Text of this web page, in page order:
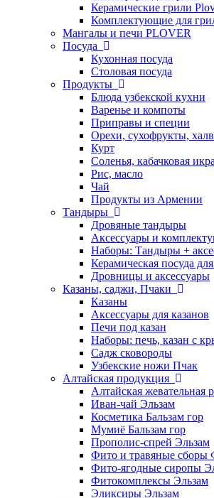
Керамические грили
Комплектующие для
Мангалы и печи PLOVER
Посуда
Кухонная посуда
Столовая посуда
Продукты
Блюда узбекской кухни
Варенье и компоты
Приправы и специи
Орехи, сухофрукты,
Курт
Соленья, кабачковая
Рис, масло
Чай
Продукты из Армении
Тандыры
Дровяные тандыры
Аксессуары и
Наборы: Тандыры +
Керамическая посуда
Дровницы и аксессуары
Казаны, саджи, Пчаки
Казаны
Аксессуары для казанов
Печи под казан
Наборы: печь, казан с
Садж сковороды
Узбекские ножи Пчак
Алтайская продукция
Алтайская жевательная
Иван-чай Эльзам
Косметика Бальзам гор
Мумиё Бальзам гор
Прополис-спрей Эльзам
Фито и травяные сборы
Фито-ягодные сиропы
Фитокомплексы Эльзам
Эликсиры Эльзам